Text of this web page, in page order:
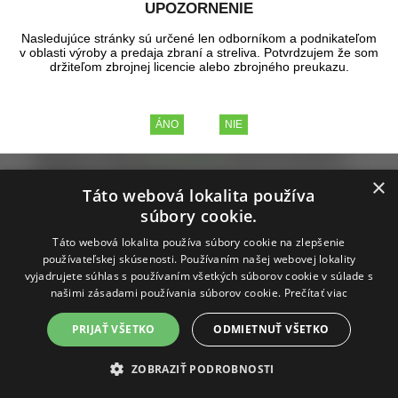
balistické plátyrozložiť energiu zásahu a
ponúkajú istotu vysokej ochraný bez zbytočnej hmotnosti.
Výhodou je aj možnosť kombinovať ich podľa úrovne
ochrany a typu nasadenia, čo ocenia profesionáli aj civilní
Pre kompletnú výbavu odporúčame pozrieť
krátke zbrane, ktorá rozširuje taktické možnosti
pri výcviku alebo zásahu. Alternatívne možno siahnuť po
doplnkoch, akým jeplynová pištoľ, vhodná pre osobnú
sebaobranu. Spoľahlivébalistické plátysú investíciou do
Objednajte si svojebalistické plátyešte dnes a
presvedčte sa o ich kvalite. Vaša ochrana začína tu –
neváhajte a vyberte si spoľahlivé riešenie hneď teraz.
Kevlarové, keramické balistické pláty.
Zoradiť podľa: Cena
Dátum pridania
Odporúčané poradie
Obrázky
Tabuľka
UPOZORNENIE
Nasledujúce stránky sú určené len odborníkom a podnikateľom
v oblasti výroby a predaja zbraní a streliva. Potvrdzujem že som
držiteľom zbrojnej licencie alebo zbrojného preukazu.
×
Táto webová lokalita používa
súbory cookie.
Táto webová lokalita používa súbory cookie na zlepšenie
používateľskej skúsenosti. Používaním našej webovej lokality
vyjadrujete súhlas s používaním všetkých súborov cookie v súlade s
našimi zásadami používania súborov cookie. Prečítať viac
PRIJAŤ VŠETKO ODMIETNUŤ VŠETKO
ZOBRAZIŤ PODROBNOSTI